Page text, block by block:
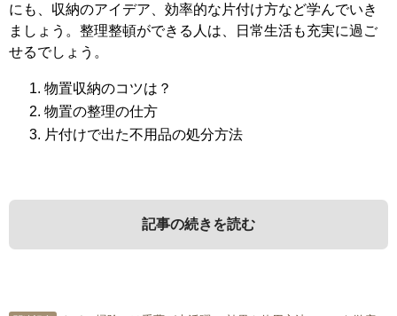
にも、収納のアイデア、効率的な片付け方など学んでいき
ましょう。整理整頓ができる人は、日常生活も充実に過ご
せるでしょう。
物置収納のコツは？
物置の整理の仕方
片付けで出た不用品の処分方法
記事の続きを読む
1．物置収納のコツは？
3．片付けで出た不用品の処分方法